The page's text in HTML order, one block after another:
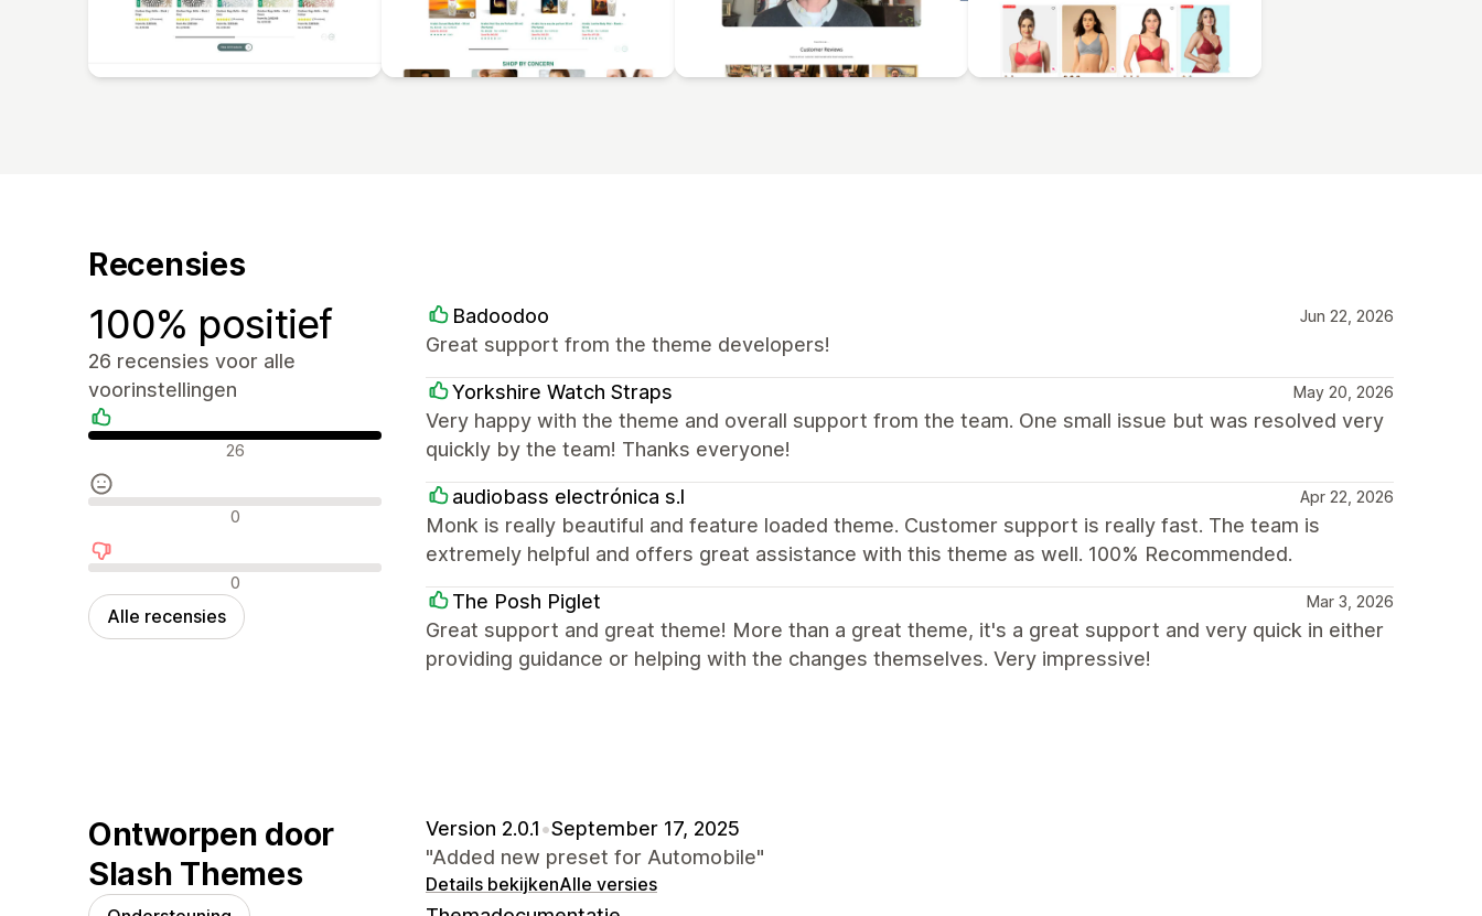
Recensies
100% positief
26 recensies voor alle
voorinstellingen
Positieve recensies
26
Neutrale recensies0
Negatieve recensies
0
Alle recensies
Badoodoo Jun 22, 2026
Great support from the theme developers!
Yorkshire Watch Straps May 20, 2026
Very happy with the theme and overall support from the team. One small issue but was resolved very
quickly by the team! Thanks everyone!
audiobass electrónica s.l Apr 22, 2026
Monk is really beautiful and feature loaded theme. Customer support is really fast. The team is
extremely helpful and offers great assistance with this theme as well. 100% Recommended.
The Posh Piglet Mar 3, 2026
Great support and great theme! More than a great theme, it's a great support and very quick in either
providing guidance or helping with the changes themselves. Very impressive!
Ontworpen door
Slash Themes
Version 2.0.1•September 17, 2025
"Added new preset for Automobile"
Details bekijkenAlle versies